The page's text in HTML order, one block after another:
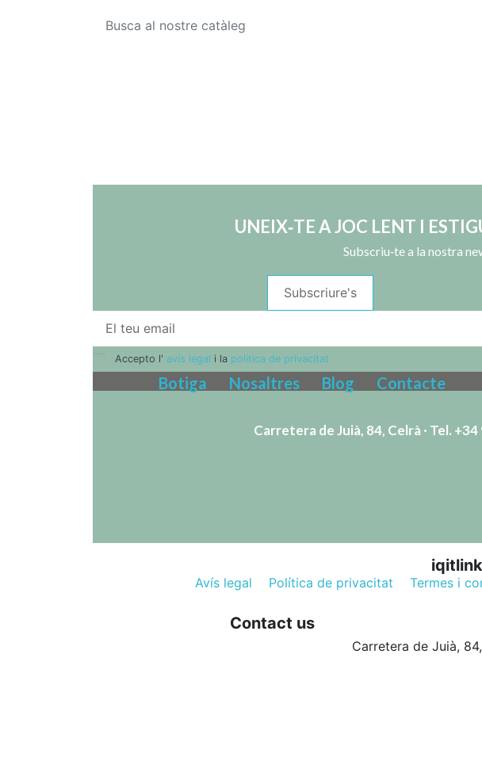
UNEIX‑TE A JOC LENT I
Subscriu‑te a la nostra
Accepto l' avís legal i la política de privacitat
Botiga Nosaltres Blog Contacte
Carretera de Juià, 84, Celrà · Tel. +34
Avís legal Política de privacitat Termes i
Contact us
Carretera de Juià,